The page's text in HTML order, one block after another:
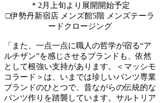
＊2月上旬より展開開始予定
□伊勢丹新宿店 メンズ館5階 メンズテーラ
ードクロージング
「また、一点一点に職人の哲学が宿る“ア
ルチザン”を感じさせるブランドも、依然
として根強い支持があります。＜マッシモ
コラード＞は、いまでは珍しいパンツ専業
ブランドのひとつで、昔ながらの伝統的な
パンツ作りを踏襲しています。サルトリア